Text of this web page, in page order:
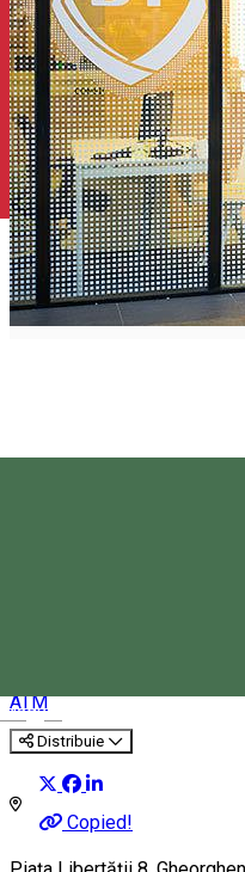
Magyar
ATM
Distribuie
Copied!